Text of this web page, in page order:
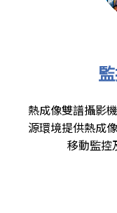
熱成像雙譜攝影
源環境提供熱成
移動監控